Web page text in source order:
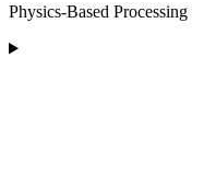
Physics-Based Processing